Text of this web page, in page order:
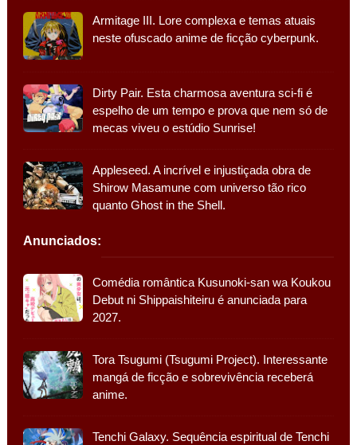
Armitage III. Lore complexa e temas atuais
neste ofuscado anime de ficção cyberpunk.
Dirty Pair. Esta charmosa aventura sci-fi é
espelho de um tempo e prova que nem só de
mecas viveu o estúdio Sunrise!
Appleseed. A incrível e injustiçada obra de
Shirow Masamune com universo tão rico
quanto Ghost in the Shell.
Anunciados:
Comédia romântica Kusunoki-san wa Koukou
Debut ni Shippaishiteiru é anunciada para
2027.
Tora Tsugumi (Tsugumi Project). Interessante
mangá de ficção e sobrevivência receberá
anime.
Tenchi Galaxy. Sequência espiritual de Tenchi